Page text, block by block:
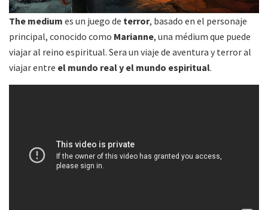
The medium es un juego de terror, basado en el personaje
principal, conocido como Marianne, una médium que puede
viajar al reino espiritual. Sera un viaje de aventura y terror al
viajar entre el mundo real y el mundo espiritual.